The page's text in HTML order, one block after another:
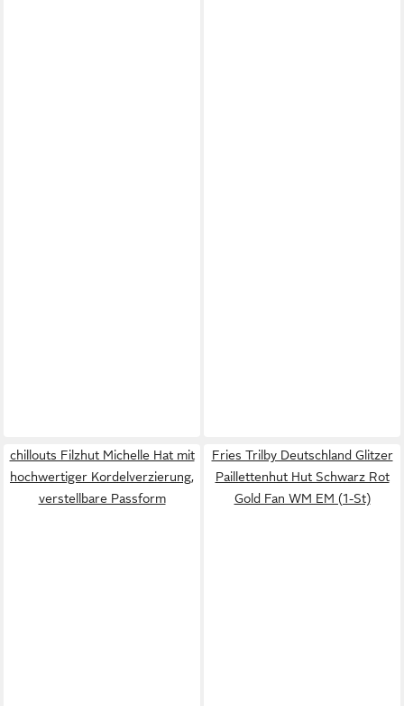
chillouts Filzhut Michelle Hat mit
hochwertiger Kordelverzierung,
verstellbare Passform
Fries Trilby Deutschland Glitzer
Paillettenhut Hut Schwarz Rot
Gold Fan WM EM (1-St)